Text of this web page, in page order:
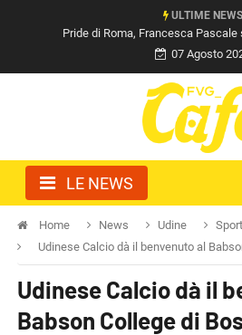
ULTIME NEWS
Pride di Roma, Francesca Pascale
07 Agosto
LE NEWS
Home News Udine
Sport
Udinese Calcio dà il benvenuto al
Udinese Calcio dà il
Babson College di